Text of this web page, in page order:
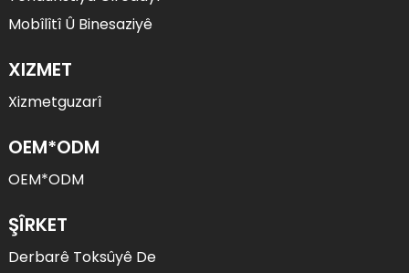
Mobîlîtî Û Binesaziyê
XIZMET
Xizmetguzarî
OEM*ODM
OEM*ODM
ŞÎRKET
Derbarê Toksûyê De